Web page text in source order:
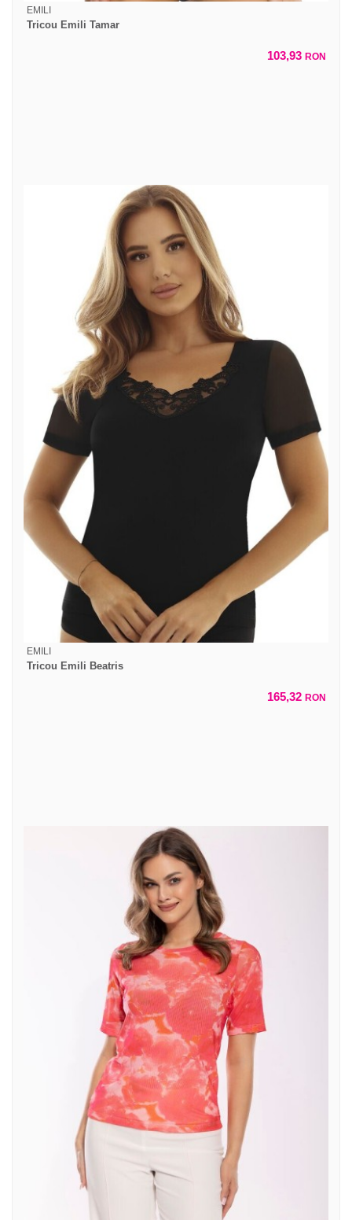
EMILI
Tricou Emili Tamar
103,93 RON
EMILI
Tricou Emili Beatris
165,32 RON